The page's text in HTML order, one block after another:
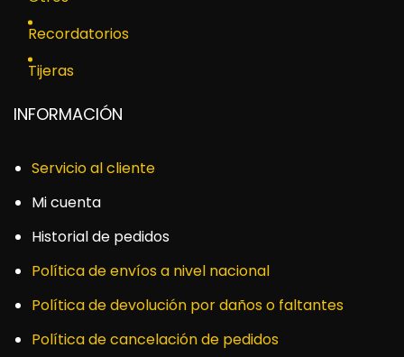
Recordatorios
Tijeras
INFORMACIÓN
Servicio al cliente
Mi cuenta
Historial de pedidos
Política de envíos a nivel nacional
Política de devolución por daños o faltantes
Política de cancelación de pedidos